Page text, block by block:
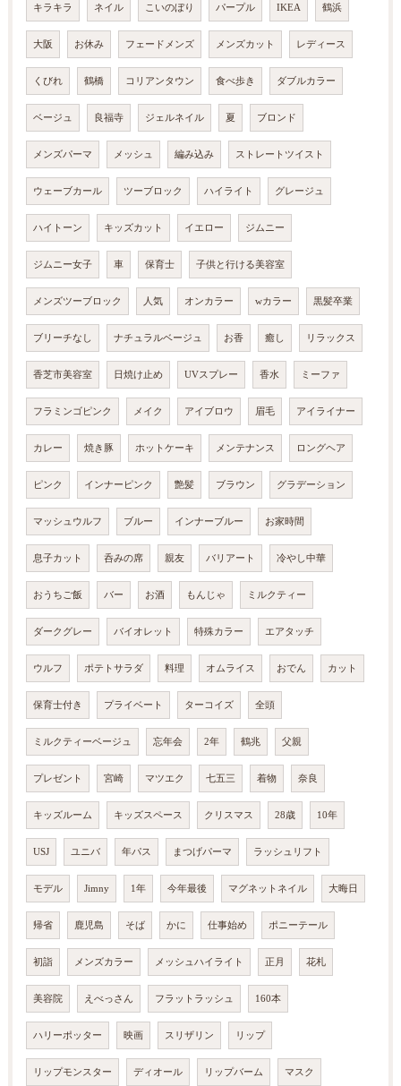
キラキラ ネイル こいのぼり パープル IKEA 鶴浜
大阪 お休み フェードメンズ メンズカット レディース
くびれ 鶴橋 コリアンタウン 食べ歩き ダブルカラー
ベージュ 良福寺 ジェルネイル 夏 ブロンド
メンズパーマ メッシュ 編み込み ストレートツイスト
ウェーブカール ツーブロック ハイライト グレージュ
ハイトーン キッズカット イエロー ジムニー
ジムニー女子 車 保育士 子供と行ける美容室
メンズツーブロック 人気 オンカラー wカラー 黒髪卒業
ブリーチなし ナチュラルベージュ お香 癒し リラックス
香芝市美容室 日焼け止め UVスプレー 香水 ミーファ
フラミンゴピンク メイク アイブロウ 眉毛 アイライナー
カレー 焼き豚 ホットケーキ メンテナンス ロングヘア
ピンク インナーピンク 艶髪 ブラウン グラデーション
マッシュウルフ ブルー インナーブルー お家時間
息子カット 呑みの席 親友 バリアート 冷やし中華
おうちご飯 バー お酒 もんじゃ ミルクティー
ダークグレー バイオレット 特殊カラー エアタッチ
ウルフ ポテトサラダ 料理 オムライス おでん カット
保育士付き プライベート ターコイズ 全頭
ミルクティーベージュ 忘年会 2年 鶴兆 父親
プレゼント 宮崎 マツエク 七五三 着物 奈良
キッズルーム キッズスペース クリスマス 28歳 10年
USJ ユニバ 年パス まつげパーマ ラッシュリフト
モデル Jimny 1年 今年最後 マグネットネイル 大晦日
帰省 鹿児島 そば かに 仕事始め ポニーテール
初詣 メンズカラー メッシュハイライト 正月 花札
美容院 えべっさん フラットラッシュ 160本
ハリーポッター 映画 スリザリン リップ
リップモンスター ディオール リップバーム マスク